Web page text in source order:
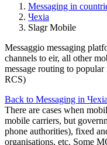
Messaging in
Чехіа
Slagr Mobile
Messaggio messaging
channels to eir, all other
message routing to
RCS)
Back to Messaging in Чехіа
There are cases when
mobile carriers, but
phone authorities), fixed
organisations, etc. Some